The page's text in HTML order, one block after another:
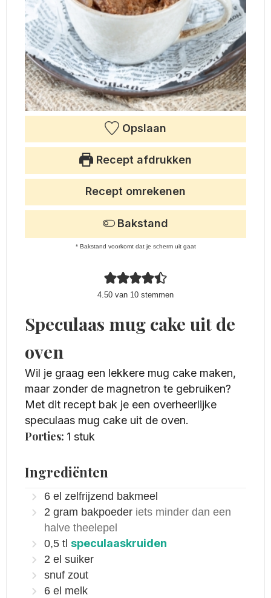
Opslaan
Recept afdrukken
4.50 van 10 stemmen
Recept omrekenen
Bakstand
* Bakstand voorkomt dat je scherm uit gaat
Speculaas mug cake uit de
oven
Wil je graag een lekkere mug cake maken,
maar zonder de magnetron te gebruiken?
Met dit recept bak je een overheerlijke
speculaas mug cake uit de oven.
Porties: 1 stuk
Ingrediënten
6 el zelfrijzend bakmeel
2 gram bakpoeder iets minder dan een
halve theelepel
0,5 tl speculaaskruiden
2 el suiker
snuf zout
6 el melk